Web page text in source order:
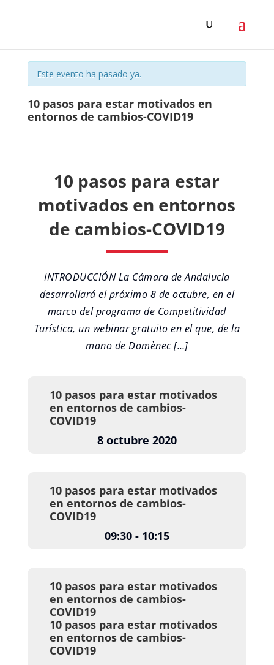
Este evento ha pasado ya.
10 pasos para estar motivados en
entornos de cambios-COVID19
10 pasos para estar
motivados en entornos
de cambios-COVID19
INTRODUCCIÓN La Cámara de Andalucía
desarrollará el próximo 8 de octubre, en el
marco del programa de Competitividad
Turística, un webinar gratuito en el que, de la
mano de Domènec […]
10 pasos para estar motivados
en entornos de cambios-
COVID19
8 octubre 2020
10 pasos para estar motivados
en entornos de cambios-
COVID19
09:30 - 10:15
10 pasos para estar motivados
en entornos de cambios-
COVID19
10 pasos para estar motivados
en entornos de cambios-
COVID19